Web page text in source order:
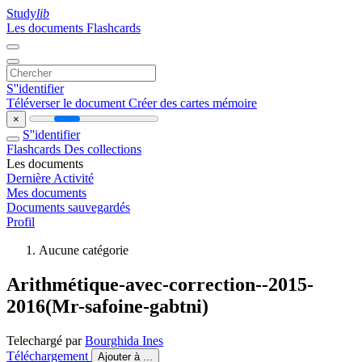
Studylib
Les documents Flashcards
S''identifier
Téléverser le document Créer des cartes mémoire
×
S''identifier
Flashcards Des collections
Les documents
Dernière Activité
Mes documents
Documents sauvegardés
Profil
Aucune catégorie
Arithmétique-avec-correction--2015-
2016(Mr-safoine-gabtni)
Telechargé parBourghida Ines
Téléchargement
Ajouter à ...